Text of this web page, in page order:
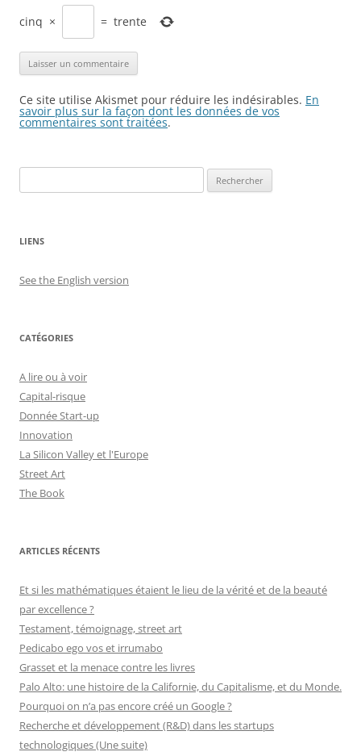
cinq × = trente
Ce site utilise Akismet pour réduire les indésirables. En
savoir plus sur la façon dont les données de vos
commentaires sont traitées.
LIENS
See the English version
CATÉGORIES
A lire ou à voir
Capital-risque
Donnée Start-up
Innovation
La Silicon Valley et l'Europe
Street Art
The Book
ARTICLES RÉCENTS
Et si les mathématiques étaient le lieu de la vérité et de la beauté
par excellence ?
Testament, témoignage, street art
Pedicabo ego vos et irrumabo
Grasset et la menace contre les livres
Palo Alto: une histoire de la Californie, du Capitalisme, et du Monde.
Pourquoi on n’a pas encore créé un Google ?
Recherche et développement (R&D) dans les startups
technologiques (Une suite)